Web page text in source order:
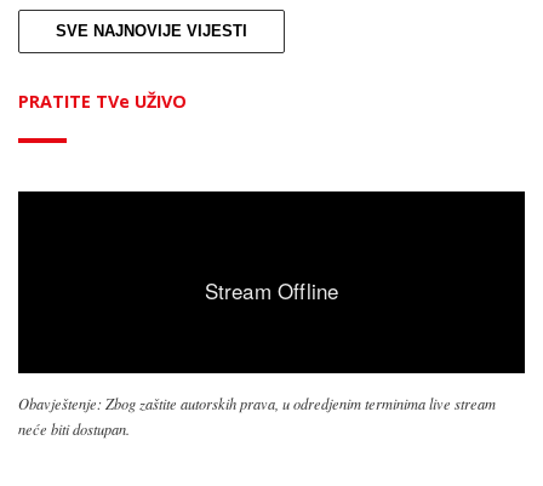
SVE NAJNOVIJE VIJESTI
PRATITE TVe UŽIVO
Obavještenje: Zbog zaštite autorskih prava, u odredjenim terminima live stream
neće biti dostupan.